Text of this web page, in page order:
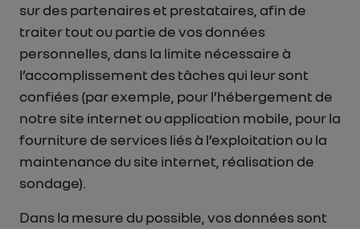
sur des partenaires et prestataires, afin de
traiter tout ou partie de vos données
personnelles, dans la limite nécessaire à
l’accomplissement des tâches qui leur sont
confiées (par exemple, pour l’hébergement de
notre site internet ou application mobile, pour la
fourniture de services liés à l’exploitation ou la
maintenance du site internet, réalisation de
sondage).
Dans la mesure du possible, vos données sont